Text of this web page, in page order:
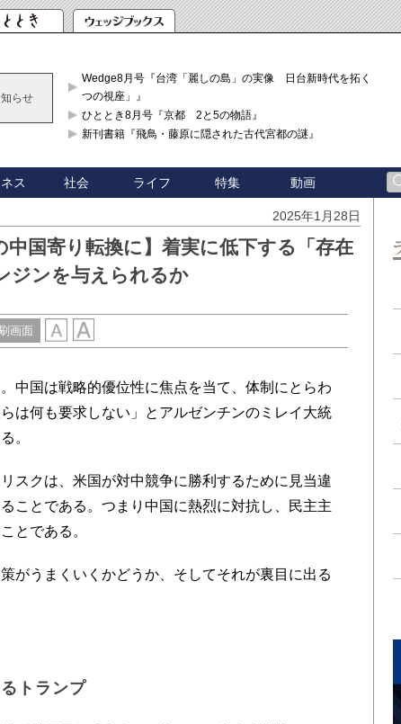
らせ
Wedge8月号『台湾「麗しの島」の実像 日台新時代を拓く「3
つの視座」』
ひととき8月号『京都 2と5の物語』
新刊書籍『飛鳥・藤原に隠された古代宮都の謎』
ス 社会 ライフ 特集 動画
2025年1月28日
国寄り転換に】着実に低下する「存在
ジンを与えられるか
画面
国は戦略的優位性に焦点を当て、体制にとらわ
は何も要求しない」とアルゼンチンのミレイ大統
。
クは、米国が対中競争に勝利するために見当違
ことである。つまり中国に熱烈に対抗し、民主主
とである。
うまくいくかどうか、そしてそれが裏目に出る
トランプ